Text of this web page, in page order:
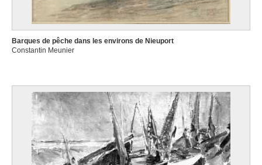
Barques de pêche dans les environs de Nieuport
Constantin Meunier